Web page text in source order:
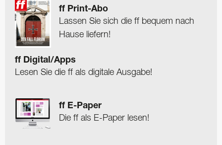
ff Print-Abo
Lassen Sie sich die ff bequem nach
Hause liefern!
ff Digital/Apps
Lesen Sie die ff als digitale Ausgabe!
ff E-Paper
Die ff als E-Paper lesen!